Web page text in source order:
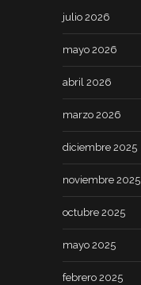
julio 2026
mayo 2026
abril 2026
marzo 2026
diciembre 2025
noviembre 2025
octubre 2025
mayo 2025
febrero 2025